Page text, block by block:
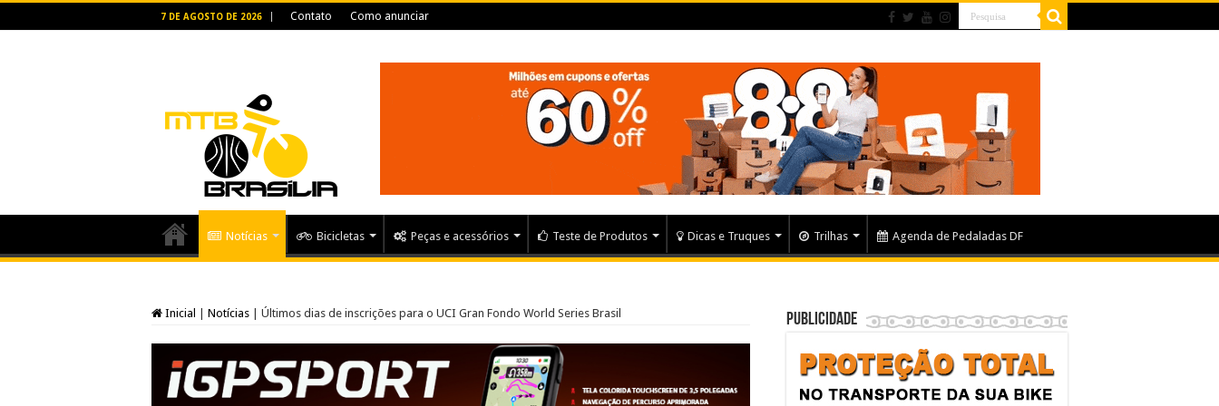
7 DE AGOSTO DE 2026 Contato Como anunciar
Notícias Bicicletas Peças e acessórios Teste de Produtos Dicas e Truques Trilhas Agenda de Pedaladas DF
Inicial Notícias Últimos dias de inscrições para o UCI Gran Fondo World Series Brasil Publicidade